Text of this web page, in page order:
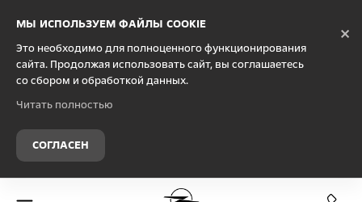
МЫ ИСПОЛЬЗУЕМ ФАЙЛЫ COOKIE
Это необходимо для полноценного функционирования
сайта. Продолжая использовать сайт, вы соглашаетесь
со сбором и обработкой данных.
Читать полностью
СОГЛАСЕН
×